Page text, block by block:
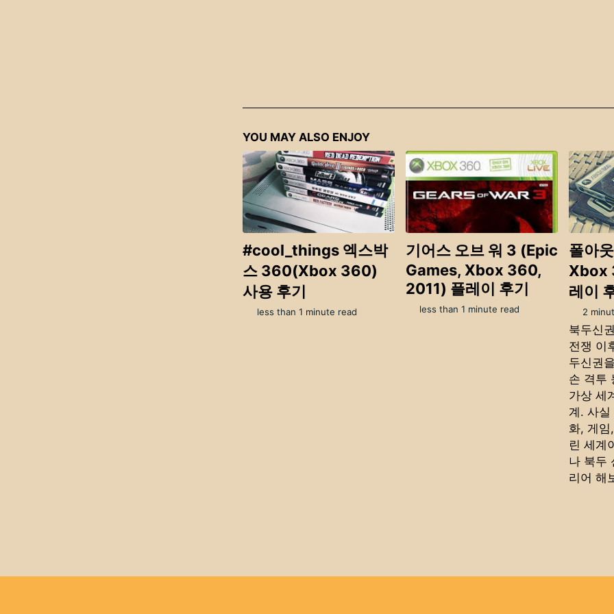
YOU MAY ALSO ENJOY
#cool_things 엑스박
스 360(Xbox 360)
사용 후기
less than 1 minute read
기어스 오브 워 3 (Epic
Games, Xbox 360,
2011) 플레이 후기
less than 1 minute read
폴아
Xbox
레이
2
북두신
전쟁 이
두신권
손 격투
가상 세
계. 사실
화, 게
린 세계
나 북두
리어 해